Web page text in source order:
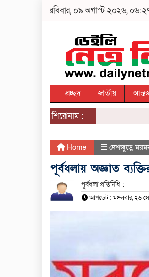
রবিবার, ০৯ অগাস্ট ২০২৬,
প্রচ্ছদ জাতীয়
শিরোনাম :
Home দেশজুড়ে,
পূর্বধলায় অজ্ঞাত
পূর্বধলা প্রতিনিধি :
আপডেট : মঙ্গলবার, ২৬